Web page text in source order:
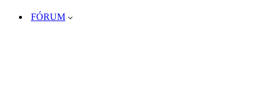
FÓRUM